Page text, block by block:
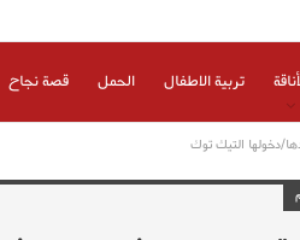
تربية الاطفال الحمل قصة نجاح
دخولها التيك توك